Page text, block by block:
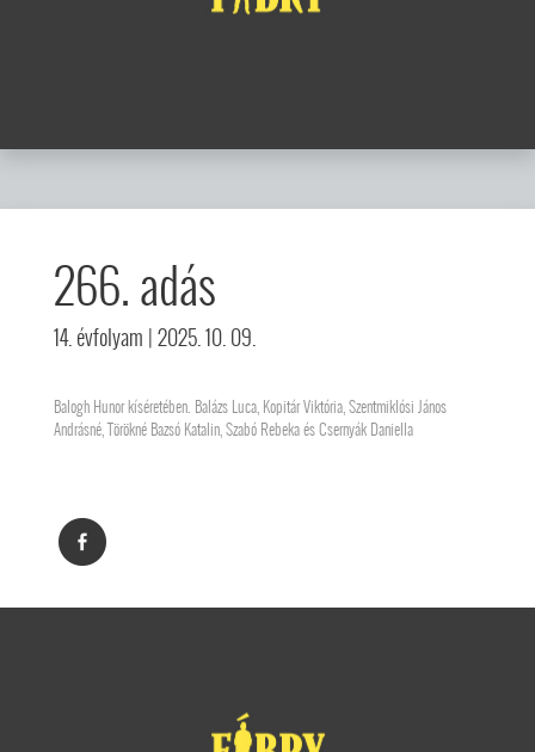
266. adás
14. évfolyam | 2025. 10. 09.
Balogh Hunor kíséretében. Balázs Luca, Kopitár Viktória, Szentmiklósi János
Andrásné, Törökné Bazsó Katalin, Szabó Rebeka és Csernyák Daniella